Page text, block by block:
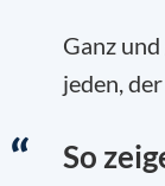
Ganz
jeden,
So